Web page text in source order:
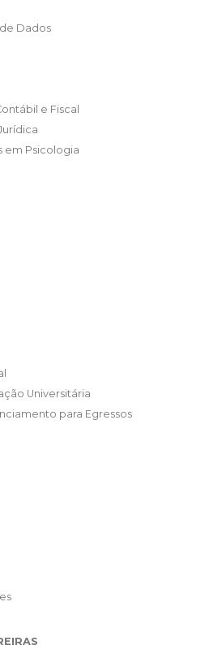
Dados
e Fiscal
em Psicologia
Universitária
para Egressos